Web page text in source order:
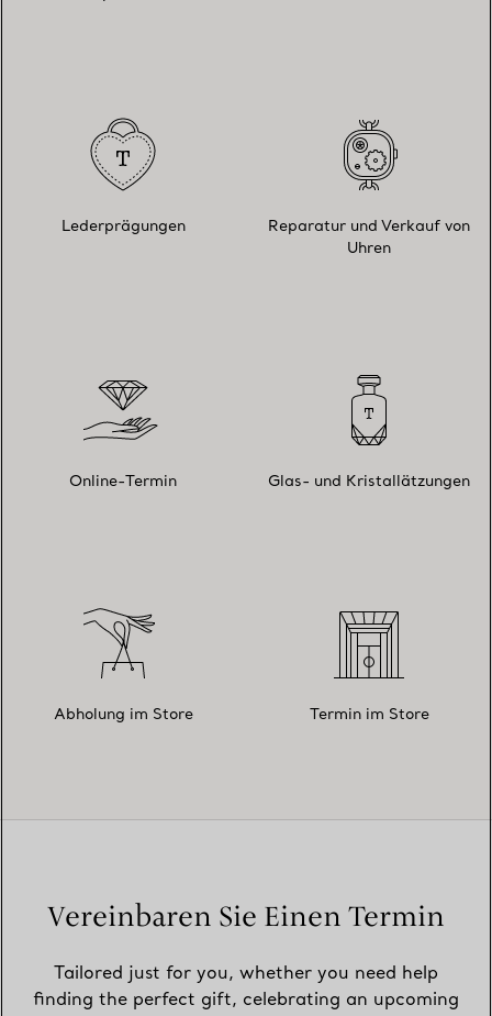
Lederprägungen
Reparatur und Verkauf von
Uhren
Online-Termin Glas- und Kristallätzungen
Abholung im Store Termin im Store
Vereinbaren Sie Einen Termin
Tailored just for you, whether you need help
finding the perfect gift, celebrating an upcoming